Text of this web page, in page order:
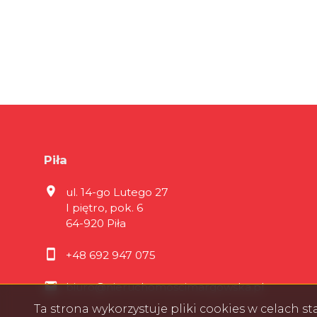
Piła
ul. 14-go Lutego 27
I piętro, pok. 6
64-920 Piła
+48 692 947 075
biuro@nieruchomoscimargowska.pl
Ta strona wykorzystuje pliki cookies w celach